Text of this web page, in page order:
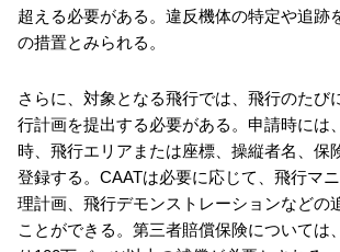
超える必要がある。違反機体の特定や追跡
の措置とみられる。
さらに、対象となる飛行では、飛行のたび
行計画を提出する必要がある。申請時には
時、飛行エリアまたは座標、操縦者名、保
登録する。CAATは必要に応じて、飛行マ
理計画、飛行デモンストレーションなどの
ことができる。第三者賠償保険については